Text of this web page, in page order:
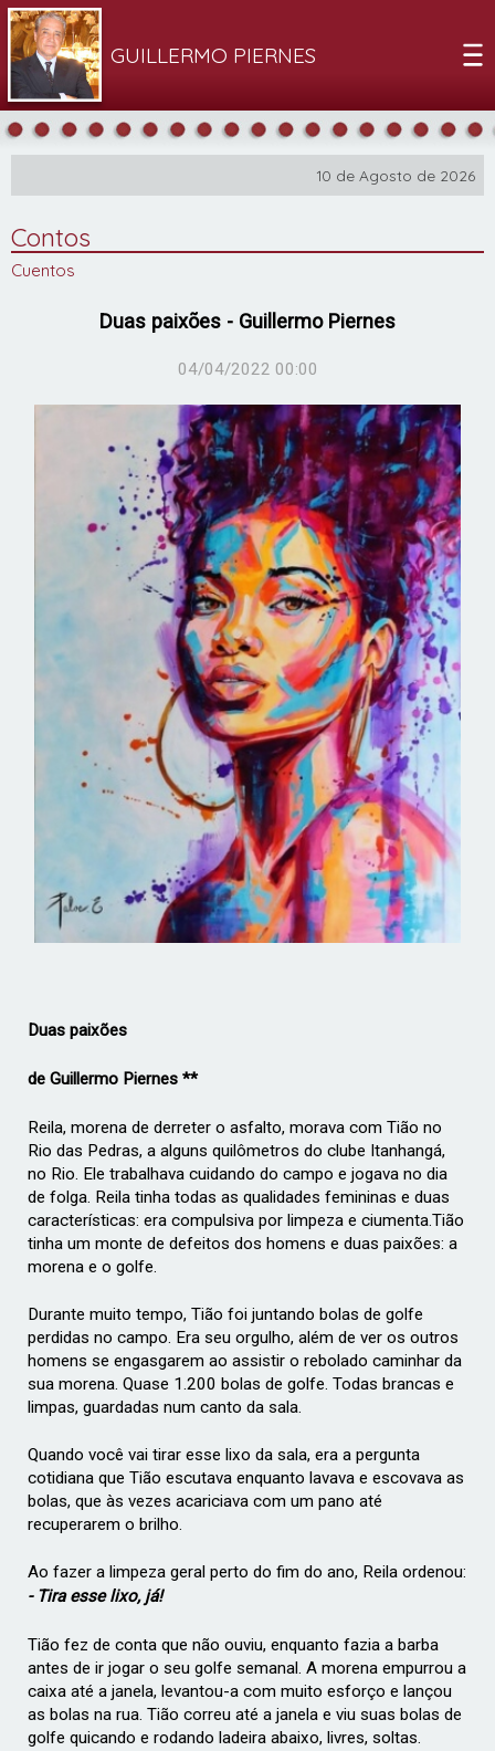
GUILLERMO PIERNES
10 de Agosto de 2026
Contos
Cuentos
Duas paixões - Guillermo Piernes
04/04/2022 00:00
Duas paixões
de Guillermo Piernes **
Reila, morena de derreter o asfalto, morava com Tião no
Rio das Pedras, a alguns quilômetros do clube Itanhangá,
no Rio. Ele trabalhava cuidando do campo e jogava no dia
de folga. Reila tinha todas as qualidades femininas e duas
características: era compulsiva por limpeza e ciumenta.Tião
tinha um monte de defeitos dos homens e duas paixões: a
morena e o golfe.
Durante muito tempo, Tião foi juntando bolas de golfe
perdidas no campo. Era seu orgulho, além de ver os outros
homens se engasgarem ao assistir o rebolado caminhar da
sua morena. Quase 1.200 bolas de golfe. Todas brancas e
limpas, guardadas num canto da sala.
Quando você vai tirar esse lixo da sala, era a pergunta
cotidiana que Tião escutava enquanto lavava e escovava as
bolas, que às vezes acariciava com um pano até
recuperarem o brilho.
Ao fazer a limpeza geral perto do fim do ano, Reila ordenou:
- Tira esse lixo, já!
Tião fez de conta que não ouviu, enquanto fazia a barba
antes de ir jogar o seu golfe semanal. A morena empurrou a
caixa até a janela, levantou-a com muito esforço e lançou
as bolas na rua. Tião correu até a janela e viu suas bolas de
golfe quicando e rodando ladeira abaixo, livres, soltas.